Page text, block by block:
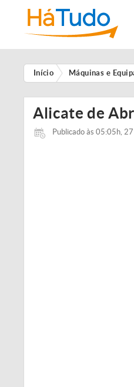
Início Máquinas e
Alicate de
Publicado às 05:05h,